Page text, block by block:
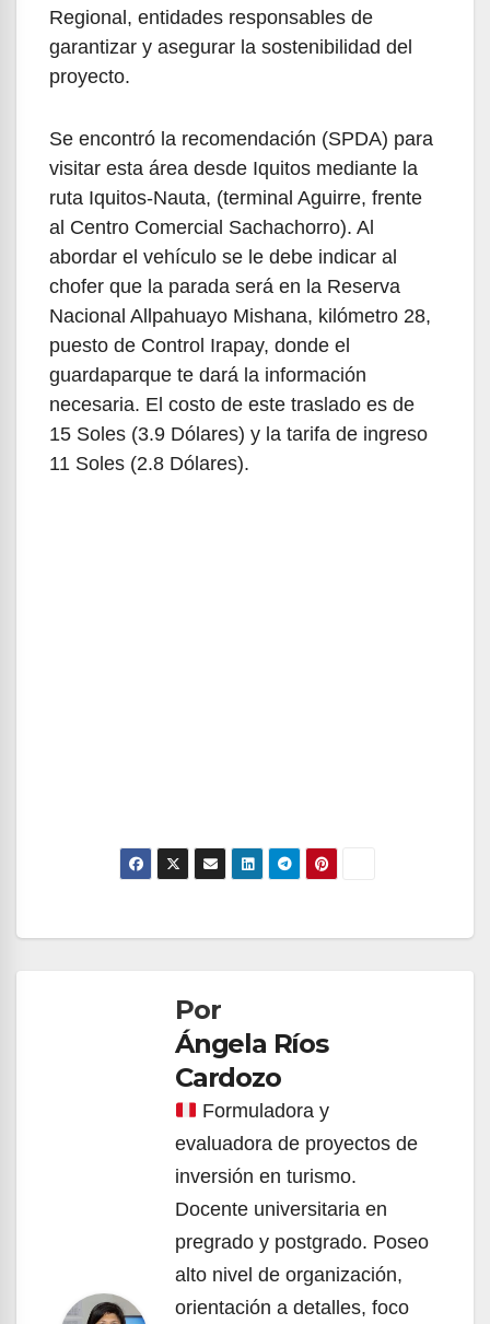
Regional, entidades responsables de
garantizar y asegurar la sostenibilidad del
proyecto.
Se encontró la recomendación (SPDA) para
visitar esta área desde Iquitos mediante la
ruta Iquitos-Nauta, (terminal Aguirre, frente
al Centro Comercial Sachachorro). Al
abordar el vehículo se le debe indicar al
chofer que la parada será en la Reserva
Nacional Allpahuayo Mishana, kilómetro 28,
puesto de Control Irapay, donde el
guardaparque te dará la información
necesaria. El costo de este traslado es de
15 Soles (3.9 Dólares) y la tarifa de ingreso
11 Soles (2.8 Dólares).
Navegación
entradasPor
Ángela Ríos
Cardozo
Formuladora y
evaluadora de proyectos de
inversión en turismo.
Docente universitaria en
pregrado y postgrado. Poseo
alto nivel de organización,
orientación a detalles, foco